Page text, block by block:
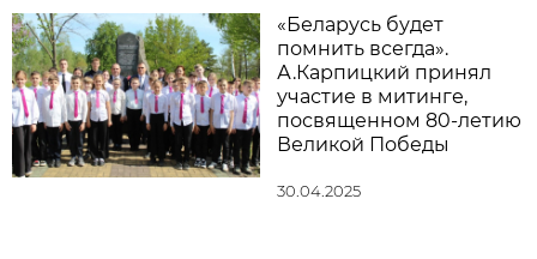
«Беларусь будет
помнить всегда».
А.Карпицкий принял
участие в митинге,
посвященном 80-летию
Великой Победы
30.04.2025